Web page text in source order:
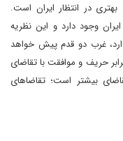
در انتظار ایران است.
وجود دارد و این نظریه
غرب دو قدم پیش خواهد
حریف و موافقت با تقاضای
بیشتر است؛ تقاضاهای